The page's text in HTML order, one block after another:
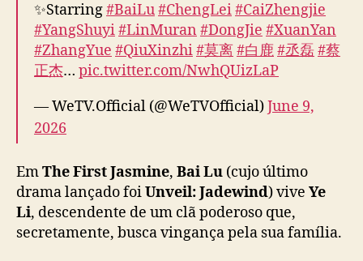
e
x
e
c
u
t
a
l
a
d
✨Starring#BaiLu#ChengLei#CaiZhengjie
#YangShuyi#LinMuran #DongJie #XuanYan
#ZhangYue #QiuXinzhi#莫离#白鹿#丞磊#蔡
正杰… pic.twitter.com/NwhQUizLaP
— WeTV.Official (@WeTVOfficial)June 9,
2026
EmThe First Jasmine, Bai Lu (cujo último
drama lançado foiUnveil: Jadewind) vive Ye
Li, descendente de um clã poderoso que,
secretamente, busca vingança pela sua família.